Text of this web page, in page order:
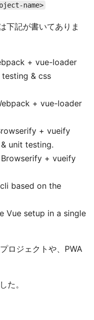
name>
下記が書いてありま
+ vue-loader
& css
+ vue-loader
+ vueify
unit testing.
+ vueify
based on the
Vue setup in a single
ロジェクトや、PWA
た。